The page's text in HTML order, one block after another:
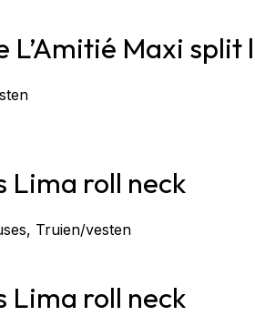
L’Amitié Maxi split
Lima roll neck
, Truien/vesten
Lima roll neck